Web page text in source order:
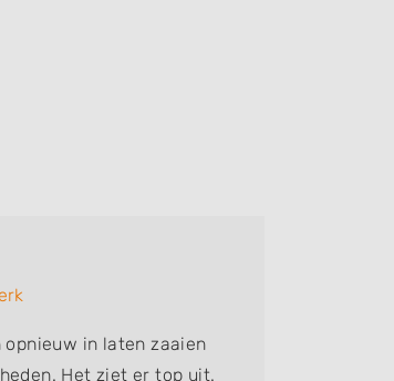
opnieuw in laten zaaien
Het ziet er top uit.